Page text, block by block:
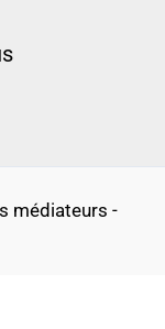
médiateurs -